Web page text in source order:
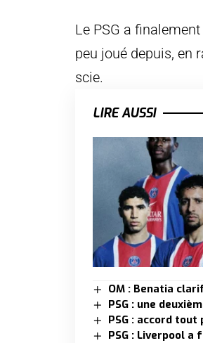
Le PSG a
peu joué depuis, en
scie.
LIRE AUSSI
OM : Benatia
PSG : une
PSG : accord
PSG : Liverpool